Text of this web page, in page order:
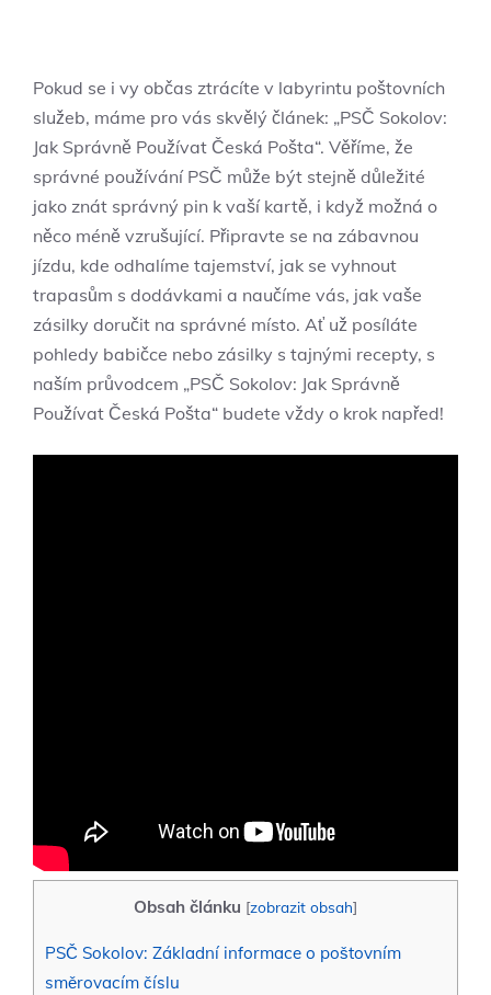
Pokud se i vy občas ztrácíte v labyrintu poštovních
služeb, máme pro vás skvělý článek: „PSČ Sokolov:
Jak Správně Používat Česká Pošta“. Věříme, že
správné používání PSČ může být stejně důležité
jako znát správný pin k vaší kartě, i když možná o
něco méně vzrušující. Připravte se na zábavnou
jízdu, kde odhalíme tajemství, jak se vyhnout
trapasům s dodávkami a naučíme vás, jak vaše
zásilky doručit na správné místo. Ať už posíláte
pohledy babičce nebo zásilky s tajnými recepty, s
naším průvodcem „PSČ Sokolov: Jak Správně
Používat Česká Pošta“ budete vždy o krok napřed!
Obsah článku [zobrazit obsah]
PSČ Sokolov: Základní informace o poštovním
směrovacím číslu